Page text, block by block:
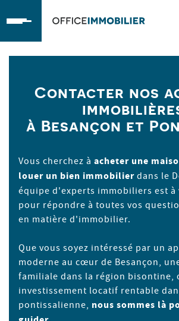
OfficeImmobilier
Contacter nos
à Besançon et
Vous cherchez à acheter une
louer un bien immobilier dans le
équipe d'experts immobiliers est à
pour répondre à toutes vos
en matière d'immobilier.
Que vous soyez intéressé par un
moderne au cœur de Besançon,
familiale dans la région bisontine,
investissement locatif rentable
pontissalienne, nous sommes là